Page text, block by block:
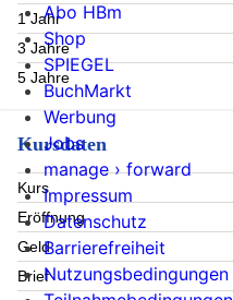
1 Jahr
3 Jahre
5 Jahre
Kursdaten
Kurs
Eröffnung
Geld
Brief
Abo HBm
Shop
SPIEGEL
BuchMarkt
Werbung
Jobs
manage › forward
Impressum
Datenschutz
Barrierefreiheit
Nutzungsbedingungen